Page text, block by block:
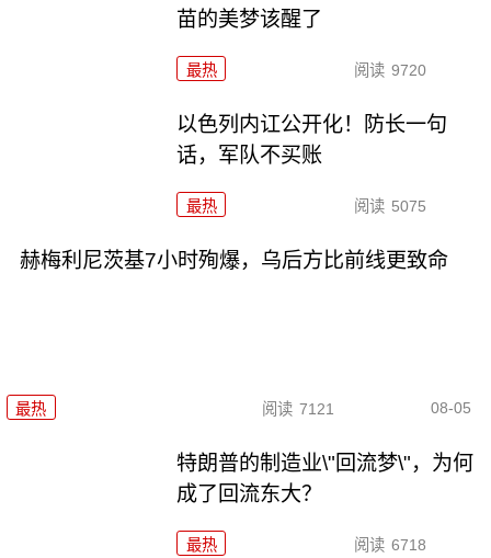
苗的美梦该醒了
最热 阅读 9720
以色列内讧公开化！防长一句
话，军队不买账
最热 阅读 5075
赫梅利尼茨基7小时殉爆，乌后方比前线更致命
最热 阅读 7121 08-05
特朗普的制造业\"回流梦\"，为何
成了回流东大？
最热 阅读 6718